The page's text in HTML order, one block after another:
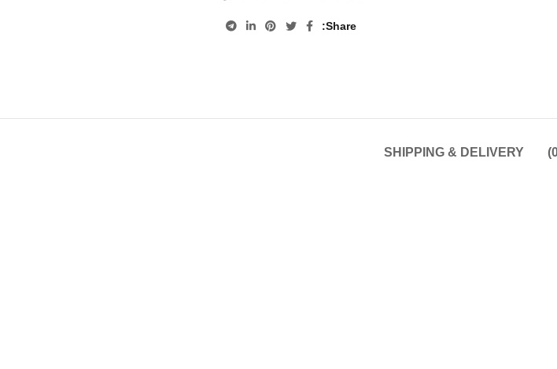
Share
SHIPPING & DELIVERY